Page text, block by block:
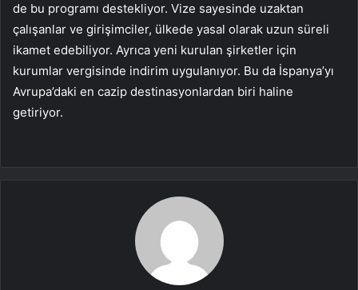
de bu programı destekliyor. Vize sayesinde uzaktan
çalışanlar ve girişimciler, ülkede yasal olarak uzun süreli
ikamet edebiliyor. Ayrıca yeni kurulan şirketler için
kurumlar vergisinde indirim uygulanıyor. Bu da İspanya’yı
Avrupa’daki en cazip destinasyonlardan biri haline
getiriyor.